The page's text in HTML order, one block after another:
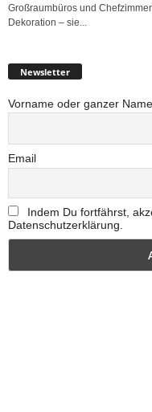
Großraumbüros und
Dekoration – sie...
Newsletter
Vorname oder ganzer Name
Email
Indem Du fortfährst,
Datenschutzerklärung.